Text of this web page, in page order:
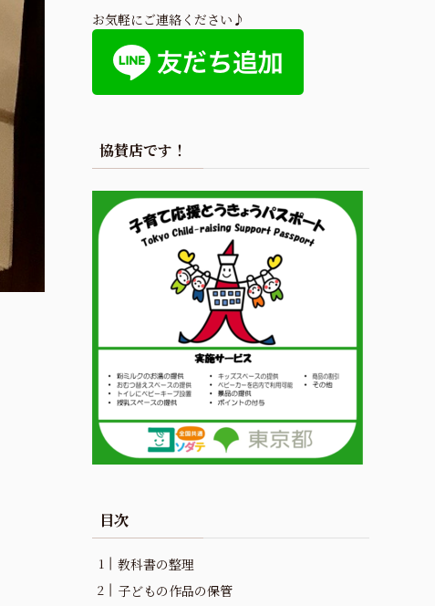
お気軽にご連絡ください♪
協賛店です！
目次
教科書の整理
子どもの作品の保管